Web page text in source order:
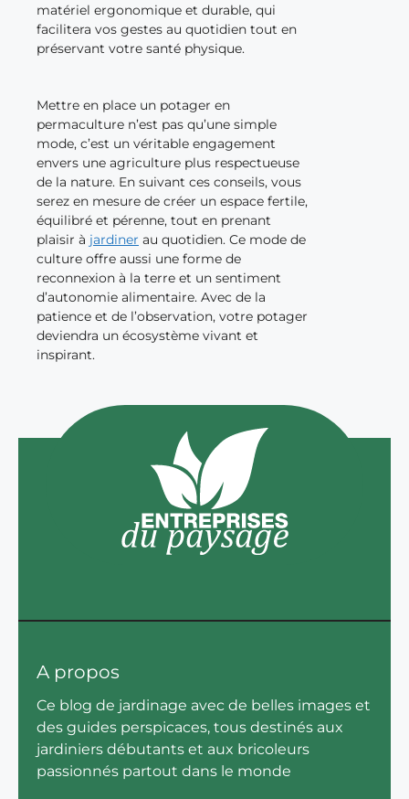
matériel ergonomique et durable, qui
facilitera vos gestes au quotidien tout en
préservant votre santé physique.
Mettre en place un potager en
permaculture n’est pas qu’une simple
mode, c’est un véritable engagement
envers une agriculture plus respectueuse
de la nature. En suivant ces conseils, vous
serez en mesure de créer un espace fertile,
équilibré et pérenne, tout en prenant
plaisir à jardiner au quotidien. Ce mode de
culture offre aussi une forme de
reconnexion à la terre et un sentiment
d’autonomie alimentaire. Avec de la
patience et de l’observation, votre potager
deviendra un écosystème vivant et
inspirant.
A propos
Ce blog de jardinage avec de belles images et
des guides perspicaces, tous destinés aux
jardiniers débutants et aux bricoleurs
passionnés partout dans le monde